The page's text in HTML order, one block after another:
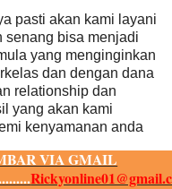
pasti akan kami layani
senang bisa menjadi
yang menginginkan
dan dengan dana
relationship dan
yang akan kami
kenyamanan anda
VIA GMAIL